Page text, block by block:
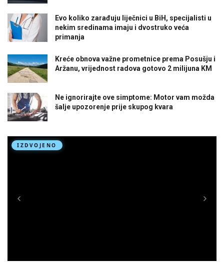
Evo koliko zarađuju liječnici u BiH, specijalisti u
nekim sredinama imaju i dvostruko veća
primanja
Kreće obnova važne prometnice prema Posušju i
Aržanu, vrijednost radova gotovo 2 milijuna KM
Ne ignorirajte ove simptome: Motor vam možda
šalje upozorenje prije skupog kvara